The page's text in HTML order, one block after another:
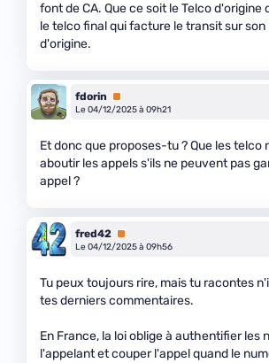
font de CA. Que ce soit le Telco d'origine
le telco final qui facture le transit sur
d'origine.
fdorin
Premium
Le 04/12/2025 à 09h21
Et donc que proposes-tu ? Que les telco
aboutir les appels s'ils ne peuvent pas
appel ?
fred42 Premium
Le 04/12/2025 à 09h56
Tu peux toujours rire, mais tu racontes
tes derniers commentaires.
En France, la loi oblige à authentifier les
l'appelant et couper l'appel quand le